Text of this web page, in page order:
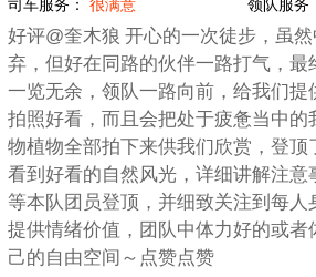
司车服务：很满意 领队服务
好评@奎木狼 开心的一次徒步，虽
弃，但好在同路的伙伴一路打气，最
一览无余，领队一路向前，给我们提
拍照好看，而且会把处于疲惫当中的
物植物全部拍下来供我们欣赏，登顶
看到好看的自然风光，详细讲解注意
等本队团员登顶，并细致关注到每人
提供情绪价值，团队中体力好的或者
己的自由空间～点赞点赞